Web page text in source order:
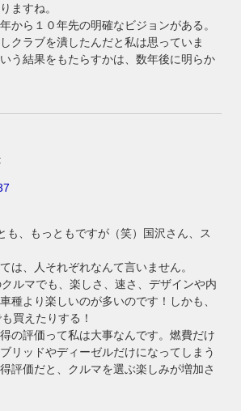
ますね。
から１０年先の明確なビジョンがある。
クラブを潰したんだと私は思っていま
う結果をもたらすかは、数年後に明らか
も、もっともですが（笑）国沢さん、ス
は、人それぞれなんて言いません。
ルマでも、楽しさ、速さ、デザインや内
種より楽しいのが多いのです！しかも、
買えたりする！
の評価って私は大事なんです。燃費だけ
リッドやディーゼルだけになってしまう
評価だと、クルマを選ぶ楽しみが増加さ